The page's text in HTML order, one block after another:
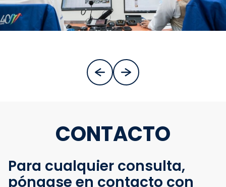
CONTACTO
Para cualquier consulta,
póngase en contacto con